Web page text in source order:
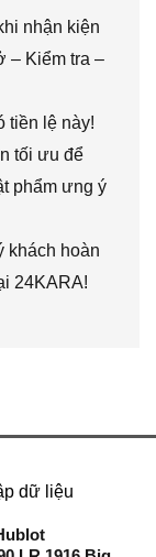
nhận kiện
– Kiểm tra –
tiền lệ này!
tối ưu để
phẩm ưng ý
khách hoàn
24KARA!